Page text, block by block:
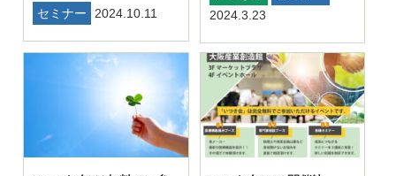
セミナー 2024.10.11
2024.3.23